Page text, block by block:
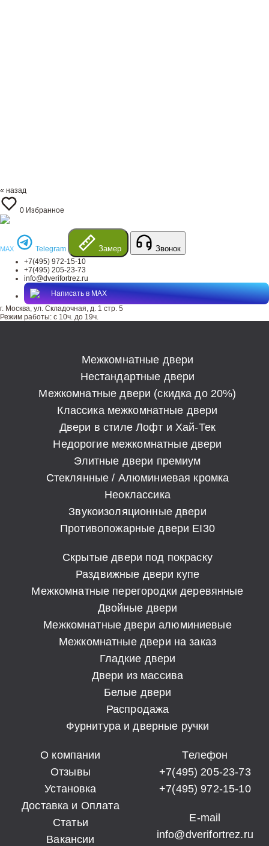
« назад
0 Избранное
MAX Telegram Замер Звонок
+7(495) 972-15-10
+7(495) 205-23-73
info@dverifortrez.ru
Написать в MAX
г. Москва, ул. Складочная, д. 1 стр. 5
Режим работы: с 10ч. до 19ч.
Межкомнатные двери
Нестандартные двери
Межкомнатные двери (скидка до 20%)
Классика межкомнатные двери
Двери в стиле Лофт и Хай-Тек
Недорогие межкомнатные двери
Элитные двери премиум
Стеклянные / Алюминиевая кромка
Неоклассика
Звукоизоляционные двери
Противопожарные двери EI30
Скрытые двери под покраску
Раздвижные двери купе
Межкомнатные перегородки деревянные
Двойные двери
Межкомнатные двери алюминиевые
Межкомнатные двери на заказ
Гладкие двери
Двери из массива
Белые двери
Распродажа
Фурнитура и дверные ручки
О компании
Отзывы
Установка
Доставка и Оплата
Статьи
Вакансии
Телефон
+7(495) 205-23-73
+7(495) 972-15-10
E-mail
info@dverifortrez.ru